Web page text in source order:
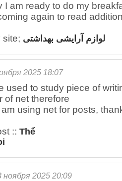
I am ready to do my
again to read
site; لوازم آرایشی بهداشتی
2025 18:07
used to study piece of
of net therefore
using net for posts,
:: Thể
ноября 2025 20:09